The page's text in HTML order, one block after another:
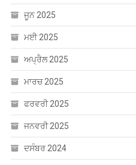
ਜੂਨ 2025
ਮਈ 2025
ਅਪ੍ਰੈਲ 2025
ਮਾਰਚ 2025
ਫਰਵਰੀ 2025
ਜਨਵਰੀ 2025
ਦਸੰਬਰ 2024